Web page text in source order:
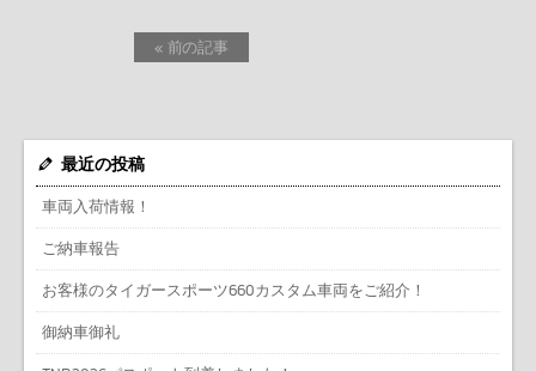
« 前の記事
最近の投稿
車両入荷情報！
ご納車報告
お客様のタイガースポーツ660カスタム車両をご紹介！
御納車御礼